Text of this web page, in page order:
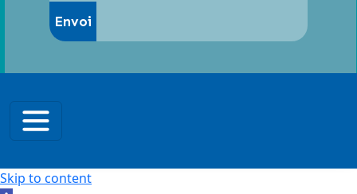
Skip to content